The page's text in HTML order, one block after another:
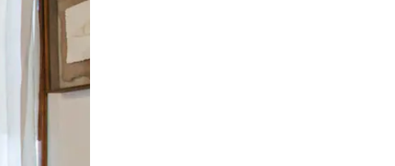
e deslizando o dedo na tela.